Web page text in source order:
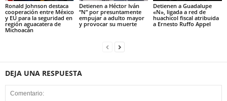
Ronald Johnson destaca
cooperación entre México
y EU para la seguridad en
región aguacatera de
Michoacán
Detienen a Héctor Iván
“N” por presuntamente
empujar a adulto mayor
y provocar su muerte
Detienen a Guadalupe
«N», ligada a red de
huachicol fiscal atribuida
a Ernesto Ruffo Appel
DEJA UNA RESPUESTA